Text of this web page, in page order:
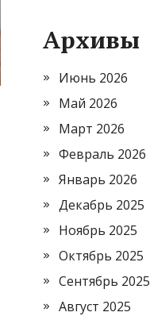
Архивы
Июнь 2026
Май 2026
Март 2026
Февраль 2026
Январь 2026
Декабрь 2025
Ноябрь 2025
Октябрь 2025
Сентябрь 2025
Август 2025